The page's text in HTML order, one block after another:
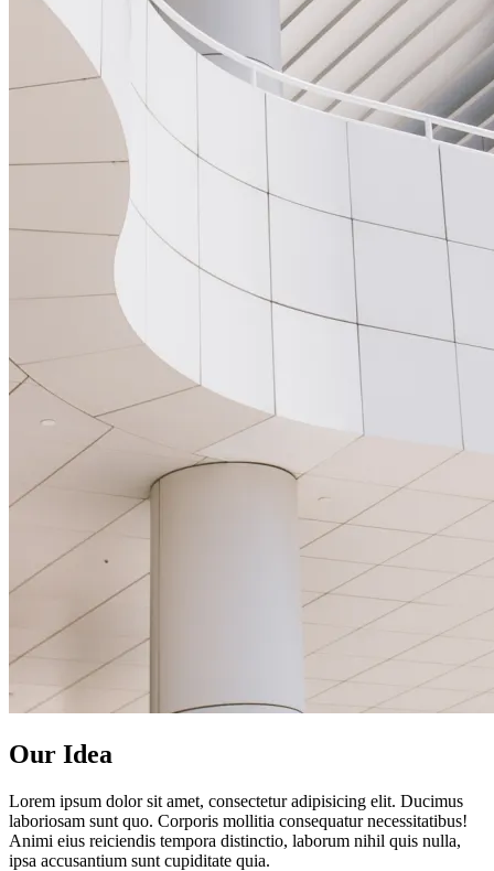
Our Idea
Lorem ipsum dolor sit amet, consectetur adipisicing elit. Ducimus
laboriosam sunt quo. Corporis mollitia consequatur necessitatibus!
Animi eius reiciendis tempora distinctio, laborum nihil quis nulla,
ipsa accusantium sunt cupiditate quia.